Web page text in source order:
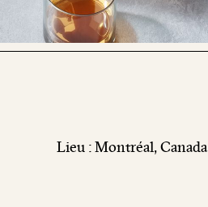
Lieu : Montréal, Canada